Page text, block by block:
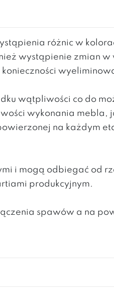
różnic w
wystąpienie zmian
wątpliwości co do
wykonania mebla,
na każdym
i mogą odbiegać od
produkcyjnym.
spawów a na